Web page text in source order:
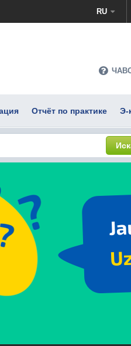
RU
Отчёт по практике Э-